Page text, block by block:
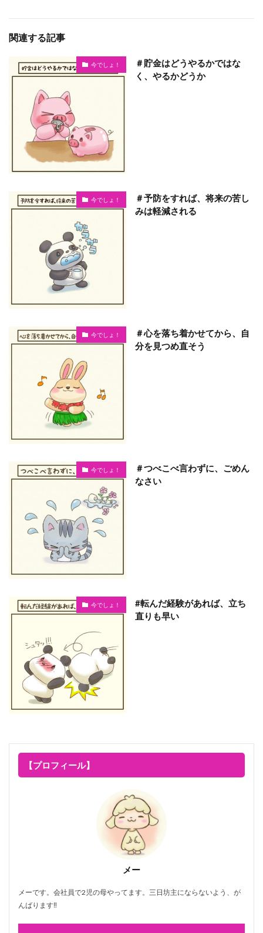
関連する記事
今でしょ！
＃貯金はどうやるかではな
く、やるかどうか
今でしょ！
＃予防をすれば、将来の苦し
みは軽減される
今でしょ！
＃心を落ち着かせてから、自
分を見つめ直そう
今でしょ！
＃つべこべ言わずに、ごめん
なさい
今でしょ！
#転んだ経験があれば、立ち
直りも早い
【プロフィール】
メー
メーです。会社員で2児の母やってます。三日坊主にならないよう、が
んばります‼